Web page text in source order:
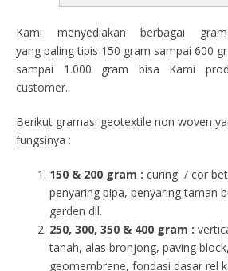
Kami menyediakan berbagai
yang paling tipis 150 gram sampai 600
sampai 1.000 gram bisa Kami
customer.
Berikut gramasi geotextile non woven
fungsinya :
150 & 200 gram : curing / cor
penyaring pipa, penyaring taman
garden dll.
250, 300, 350 & 400 gram :
tanah, alas bronjong, paving
geomembrane, fondasi dasar rel